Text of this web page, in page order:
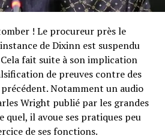
! Le procureur près le
de Dixinn est suspendu
fait suite à son implication
de preuves contre des
Notamment un audio
Wright publié par les grandes
quel, il avoue ses pratiques peu
de ses fonctions.